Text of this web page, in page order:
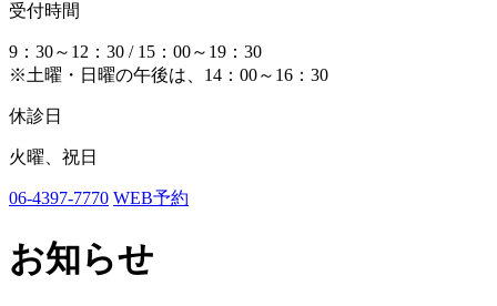
受付時間
9：30～12：30 / 15：00～19：30
※土曜・日曜の午後は、14：00～16：30
休診日
火曜、祝日
06-4397-7770 WEB予約
お知らせ